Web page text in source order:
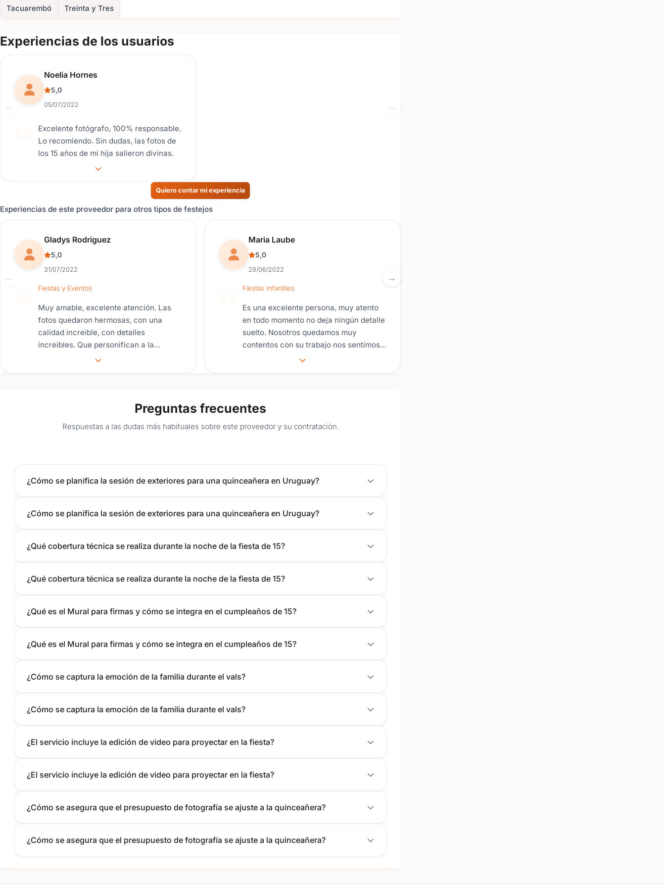
Tacuarembó Treinta y Tres
Experiencias de los usuarios
Reseña de usuario.
Noelia Hornes
5,0
05/07/2022
Excelente fotógrafo, 100% responsable.
Lo recomiendo. Sin dudas, las fotos de
los 15 años de mi hija salieron divinas.
Quiero contar mi experiencia
Experiencias de este proveedor para otros tipos de festejos
Reseña de usuario.
Gladys Rodriguez
5,0
31/07/2022
Fiestas y Eventos
Muy amable, excelente atención. Las
fotos quedaron hermosas, con una
calidad increible, con detalles
increibles. Que personifican a la
perfecion tanto a nosotros como a los
Reseña de usuario.
Maria Laube
5,0
29/06/2022
Fiestas Infantiles
Es una excelente persona, muy atento
en todo momento no deja ningún detalle
suelto. Nosotros quedamos muy
contentos con su trabajo nos sentimos
muy cómodos. No dudes en contratarlo.
Preguntas frecuentes
Respuestas a las dudas más habituales sobre este proveedor y su contratación.
¿Cómo se planifica la sesión de exteriores para una quinceañera en Uruguay?
¿Cómo se planifica la sesión de exteriores para una quinceañera en Uruguay?
¿Qué cobertura técnica se realiza durante la noche de la fiesta de 15?
¿Qué cobertura técnica se realiza durante la noche de la fiesta de 15?
¿Qué es el Mural para firmas y cómo se integra en el cumpleaños de 15?
¿Qué es el Mural para firmas y cómo se integra en el cumpleaños de 15?
¿Cómo se captura la emoción de la familia durante el vals?
¿Cómo se captura la emoción de la familia durante el vals?
¿El servicio incluye la edición de video para proyectar en la fiesta?
¿El servicio incluye la edición de video para proyectar en la fiesta?
¿Cómo se asegura que el presupuesto de fotografía se ajuste a la quinceañera?
¿Cómo se asegura que el presupuesto de fotografía se ajuste a la quinceañera?